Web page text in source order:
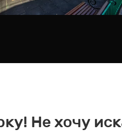
Не хочу